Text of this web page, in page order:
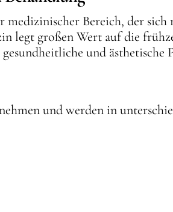
Bereich, der
legt großen Wert auf die
und ästhetische
und werden in